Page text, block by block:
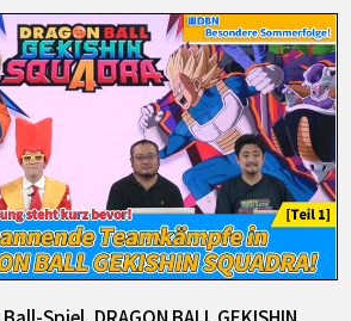
FR DE ES